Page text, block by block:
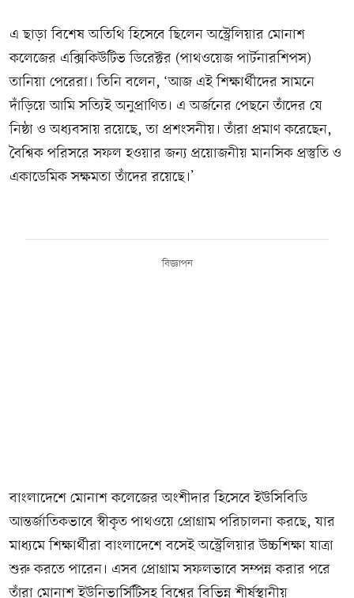
এ ছাড়া বিশেষ অতিথি হিসেবে ছিলেন অস্ট্রেলিয়ার মোনাশ
কলেজের এক্সিকিউটিভ ডিরেক্টর (পাথওয়েজ পার্টনারশিপস)
তানিয়া পেরেরা। তিনি বলেন, ‘আজ এই শিক্ষার্থীদের সামনে
দাঁড়িয়ে আমি সত্যিই অনুপ্রাণিত। এ অর্জনের পেছনে তাঁদের যে
নিষ্ঠা ও অধ্যবসায় রয়েছে, তা প্রশংসনীয়। তাঁরা প্রমাণ করেছেন,
বৈশ্বিক পরিসরে সফল হওয়ার জন্য প্রয়োজনীয় মানসিক প্রস্তুতি ও
একাডেমিক সক্ষমতা তাঁদের রয়েছে।’
বিজ্ঞাপন
বাংলাদেশে মোনাশ কলেজের অংশীদার হিসেবে ইউসিবিডি
আন্তর্জাতিকভাবে স্বীকৃত পাথওয়ে প্রোগ্রাম পরিচালনা করছে, যার
মাধ্যমে শিক্ষার্থীরা বাংলাদেশে বসেই অস্ট্রেলিয়ার উচ্চশিক্ষা যাত্রা
শুরু করতে পারেন। এসব প্রোগ্রাম সফলভাবে সম্পন্ন করার পরে
তাঁরা মোনাশ ইউনিভার্সিটিসহ বিশ্বের বিভিন্ন শীর্ষস্থানীয়